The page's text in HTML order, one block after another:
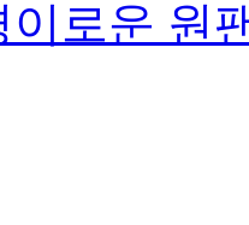
이로운 원